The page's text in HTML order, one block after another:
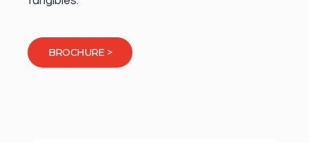
BROCHURE >